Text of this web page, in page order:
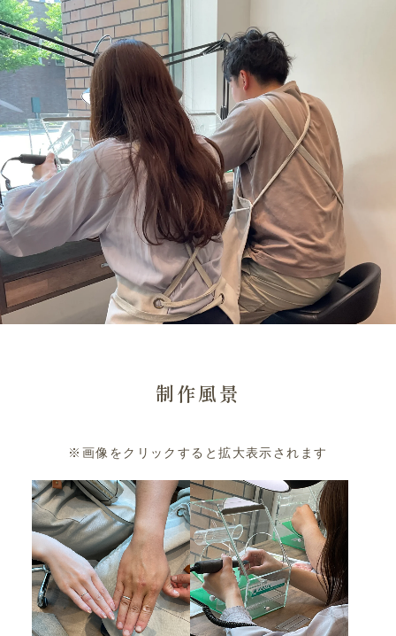
制作風景
※画像をクリックすると拡大表示されます